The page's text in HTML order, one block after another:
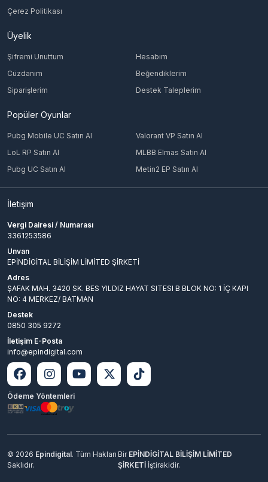
Çerez Politikası
Üyelik
Şifremi Unuttum
Hesabım
Cüzdanım
Beğendiklerim
Siparişlerim
Destek Taleplerim
Popüler Oyunlar
Pubg Mobile UC Satın Al
Valorant VP Satın Al
LoL RP Satın Al
MLBB Elmas Satın Al
Pubg UC Satın Al
Metin2 EP Satın Al
İletişim
Vergi Dairesi / Numarası
3361253586
Unvan
EPİNDİGİTAL BİLİŞİM LİMİTED ŞİRKETİ
Adres
ŞAFAK MAH. 3420 SK. BES YILDIZ HAYAT SITESI B BLOK NO: 1 İÇ KAPI
NO: 4 MERKEZ/ BATMAN
Destek
0850 305 9272
İletişim E-Posta
info@epindigital.com
Ödeme Yöntemleri
© 2026 Epindigital. Tüm Hakları
Saklıdır.
Bir EPİNDİGİTAL BİLİŞİM LİMİTED
ŞİRKETİ İştirakidir.